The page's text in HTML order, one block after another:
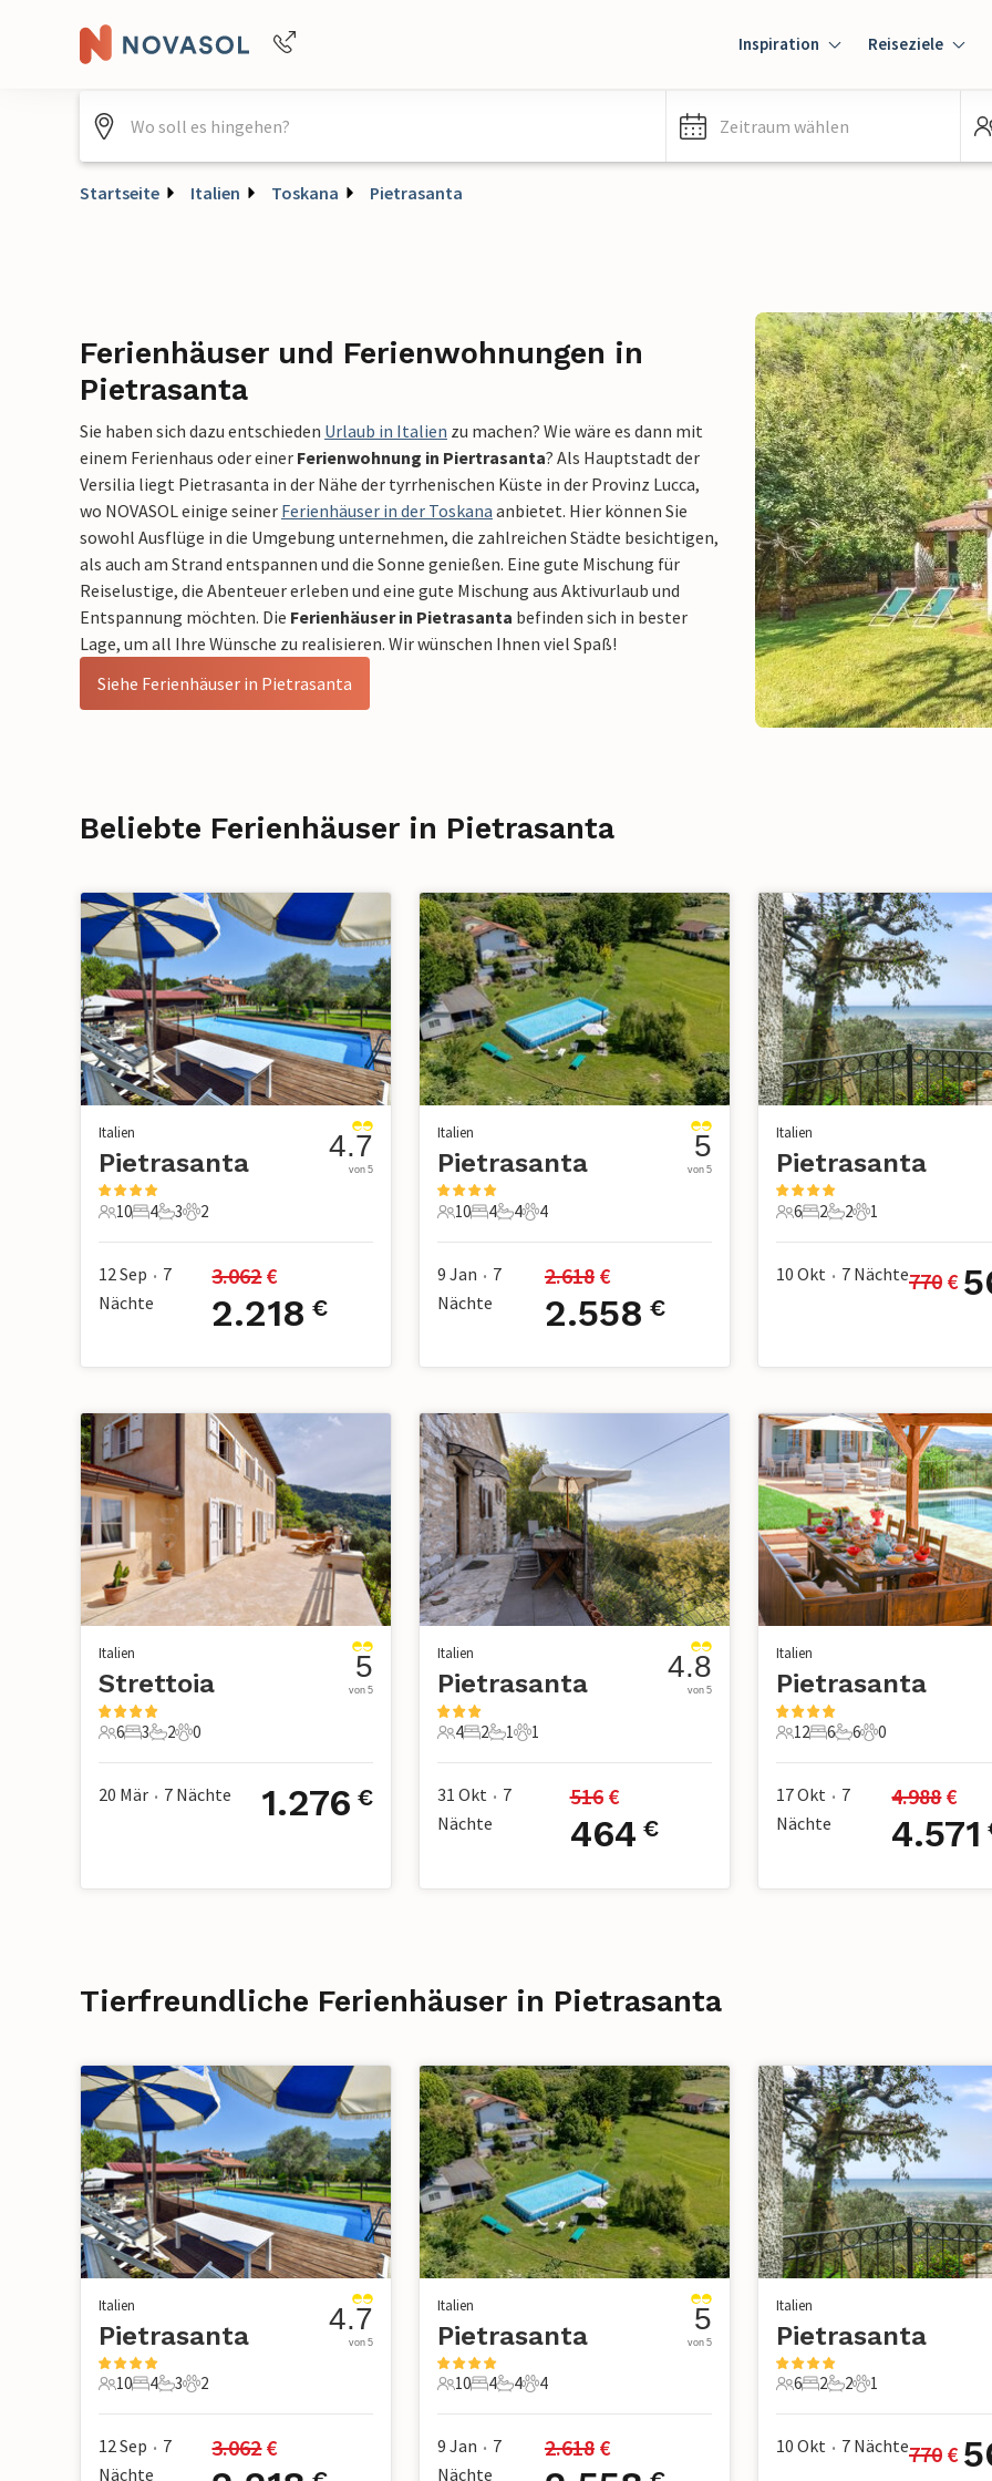
+4940688715475
Inspiration Reiseziele
Zeitraum wählen
Startseite Italien Toskana Pietrasanta
Ferienhäuser und Ferienwohnungen in
Pietrasanta
Sie haben sich dazu entschieden Urlaub in Italien zu machen? Wie wäre es dann mit
einem Ferienhaus oder einer Ferienwohnung in Piertrasanta? Als Hauptstadt der
Versilia liegt Pietrasanta in der Nähe der tyrrhenischen Küste in der Provinz Lucca,
wo NOVASOL einige seiner Ferienhäuser in der Toskana anbietet. Hier können Sie
sowohl Ausflüge in die Umgebung unternehmen, die zahlreichen Städte besichtigen,
als auch am Strand entspannen und die Sonne genießen. Eine gute Mischung für
Reiselustige, die Abenteuer erleben und eine gute Mischung aus Aktivurlaub und
Entspannung möchten. Die Ferienhäuser in Pietrasanta befinden sich in bester
Lage, um all Ihre Wünsche zu realisieren. Wir wünschen Ihnen viel Spaß!
Siehe Ferienhäuser in Pietrasanta
Beliebte Ferienhäuser in Pietrasanta
Italien
Pietrasanta
10 Gäste
10
4 Schlafzimmer
4
3 Badezimmer
3
2 Haustiere
2
4.7
von 5
12 Sep • 7
Nächte
3.062 €
2.218 €
Italien
Pietrasanta
10 Gäste
10
4 Schlafzimmer
4
4 Badezimmer
4
4 Haustiere
4
5
von 5
9 Jan • 7
Nächte
2.618 €
2.558 €
Italien
Pietrasanta
6 Gäste
6
2 Schlafzimmer
2
2 Badezimmer
2
1 Haustier
1
10 Okt • 7 Nächte770 €
Italien
Strettoia
6 Gäste
6
3 Schlafzimmer
3
2 Badezimmer
2
0 Haustiere
0
5
von 5
20 Mär • 7 Nächte 1.276 €
Italien
Pietrasanta
4 Gäste
4
2 Schlafzimmer
2
1 Badezimmer
1
1 Haustier
1
4.8
von 5
31 Okt • 7
Nächte
516 €
464 €
Italien
Pietrasanta
12 Gäste
12
6 Schlafzimmer
6
6 Badezimmer
6
0 Haustiere
0
17 Okt • 7
Nächte
4.988 €
4.571
Tierfreundliche Ferienhäuser in Pietrasanta
Italien
Pietrasanta
10 Gäste
10
4 Schlafzimmer
4
3 Badezimmer
3
2 Haustiere
2
4.7
von 5
12 Sep • 7
Nächte
3.062 €
Italien
Pietrasanta
10 Gäste
10
4 Schlafzimmer
4
4 Badezimmer
4
4 Haustiere
4
5
von 5
9 Jan • 7
Nächte
2.618 €
Italien
Pietrasanta
6 Gäste
6
2 Schlafzimmer
2
2 Badezimmer
2
1 Haustier
1
10 Okt • 7 Nächte770 €